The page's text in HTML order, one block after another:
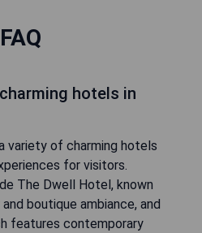
FAQ
hotels in
variety of charming hotels
for visitors.
The Dwell Hotel, known
boutique ambiance, and
features contemporary